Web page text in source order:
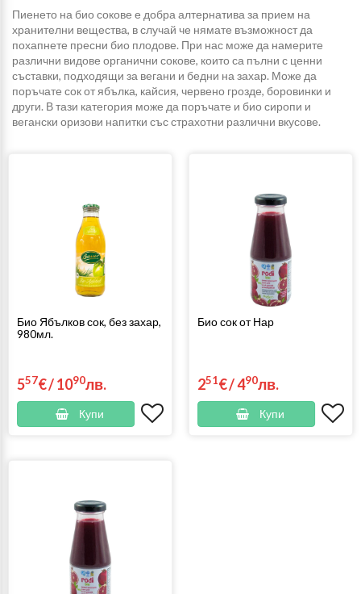
Пиенето на био сокове е добра алтернатива за прием на
хранителни вещества, в случай че нямате възможност да
похапнете пресни био плодове. При нас може да намерите
различни видове органични сокове, които са пълни с ценни
съставки, подходящи за вегани и бедни на захар. Може да
поръчате сок от ябълка, кайсия, червено грозде, боровинки и
други. В тази категория може да поръчате и био сиропи и
вегански оризови напитки със страхотни различни вкусове.
Био Ябълков сок, без захар,
980мл.
557€/1090лв.
Купи
Био сок от Нар
251€/490лв.
Купи